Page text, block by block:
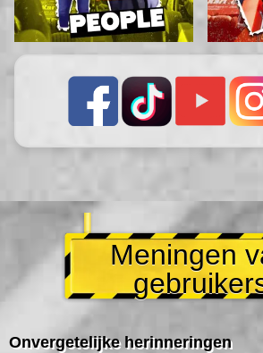
Meningen
Onvergetelijke herinneringen